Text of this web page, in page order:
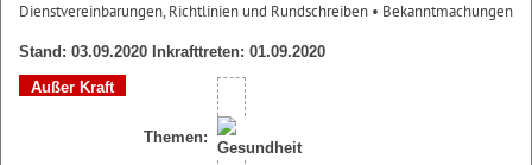
Dienstvereinbarungen, Richtlinien und Rundschreiben • Bekanntmachungen
Stand: 03.09.2020 Inkrafttreten: 01.09.2020
Außer Kraft
Themen: